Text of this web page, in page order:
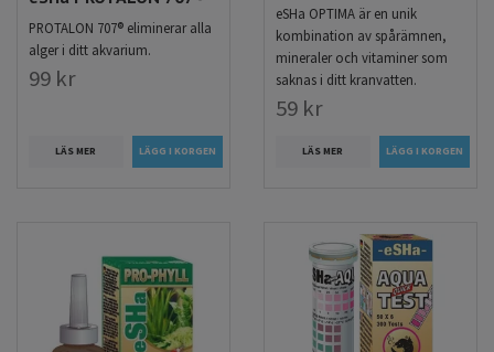
PROTALON 707® eliminerar alla
alger i ditt akvarium.
99 kr
LÄS MER
eSHa OPTIMA är en unik
kombination av spårämnen,
mineraler och vitaminer som
saknas i ditt kranvatten.
59 kr
LÄS MER